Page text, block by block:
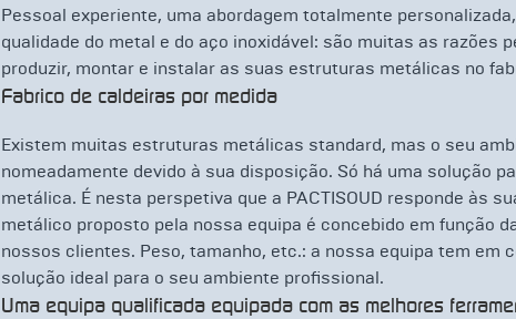
Pessoal experiente, uma abordagem totalmente
qualidade do metal e do aço inoxidável: são muitas as razões
produzir, montar e instalar as suas estruturas metálicas no
Fabrico de caldeiras por medida
Existem muitas estruturas metálicas standard, mas o seu
nomeadamente devido à sua disposição. Só há uma solução
metálica. É nesta perspetiva que a PACTISOUD responde às
metálico proposto pela nossa equipa é concebido em função
nossos clientes. Peso, tamanho, etc.: a nossa equipa tem em
solução ideal para o seu ambiente profissional.
Uma equipa qualificada equipada com as melhores